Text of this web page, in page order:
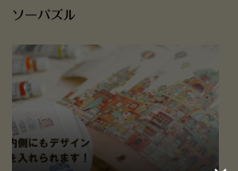
ソーパズル